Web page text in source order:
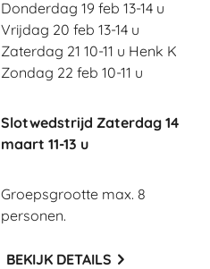
Donderdag 19 feb 13-14 u
Vrijdag 20 feb 13-14 u
Zaterdag 21 10-11 u Henk K
Zondag 22 feb 10-11 u
Slotwedstrijd Zaterdag 14
maart 11-13 u
Groepsgrootte max. 8
personen.
BEKIJK DETAILS